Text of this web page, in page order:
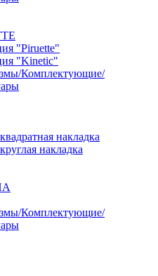
"Piruette"
"Kinetic"
Комплектующие/
накладка
накладка
Комплектующие/